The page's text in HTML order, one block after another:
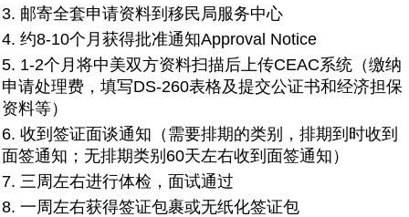
3. 邮寄全套申请资料到移民局服务中心
4. 约8-10个月获得批准通知Approval Notice
5. 1-2个月将中美双方资料扫描后上传CEAC系统（缴纳
申请处理费，填写DS-260表格及提交公证书和经济担保
资料等）
6. 收到签证面谈通知（需要排期的类别，排期到时收到
面签通知；无排期类别60天左右收到面签通知）
7. 三周左右进行体检，面试通过
8. 一周左右获得签证包裹或无纸化签证包